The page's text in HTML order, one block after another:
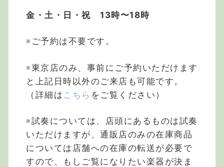
金・土・日・祝 13時〜18時
※ご予約は不要です。
※東京店のみ、事前にご予約いただけます
と上記日時以外のご来店も可能です。
（詳細は こちら をご覧ください）
※試奏については、店頭にあるものは試奏
いただけますが、通販店のみの在庫商品
については店舗への在庫の転送が必要で
すので、もしご覧になりたい楽器が決ま